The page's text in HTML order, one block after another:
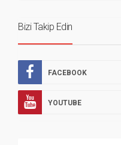
Bizi Takip Edin
FACEBOOK
YOUTUBE